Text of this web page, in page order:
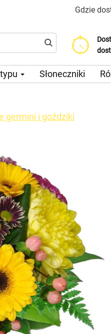
Gdzie
Słoneczniki
germini i goździki